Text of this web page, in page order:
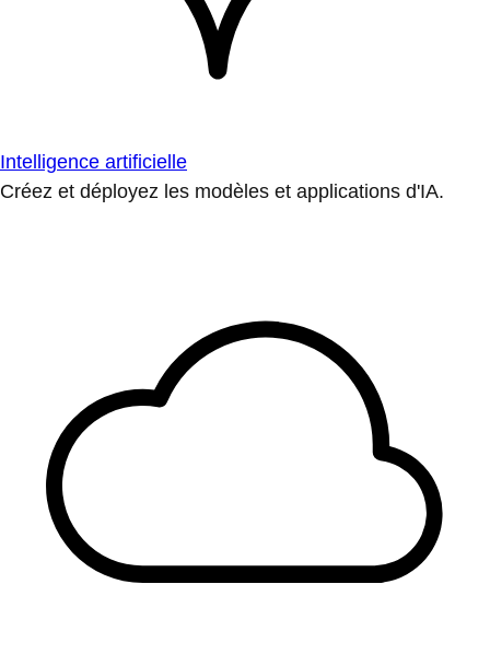
Intelligence artificielle
Créez et déployez les modèles et applications d'IA.